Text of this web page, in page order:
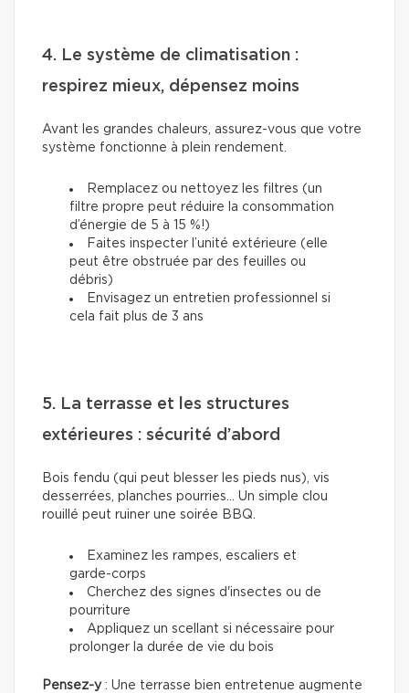
4. Le système de climatisation :
respirez mieux, dépensez moins
Avant les grandes chaleurs, assurez-vous que votre
système fonctionne à plein rendement.
Remplacez ou nettoyez les filtres (un
filtre propre peut réduire la consommation
d’énergie de 5 à 15 %!)
Faites inspecter l’unité extérieure (elle
peut être obstruée par des feuilles ou
débris)
Envisagez un entretien professionnel si
cela fait plus de 3 ans
5. La terrasse et les structures
extérieures : sécurité d’abord
Bois fendu (qui peut blesser les pieds nus), vis
desserrées, planches pourries... Un simple clou
rouillé peut ruiner une soirée BBQ.
Examinez les rampes, escaliers et
garde-corps
Cherchez des signes d'insectes ou de
pourriture
Appliquez un scellant si nécessaire pour
prolonger la durée de vie du bois
Pensez-y: Une terrasse bien entretenue augmente